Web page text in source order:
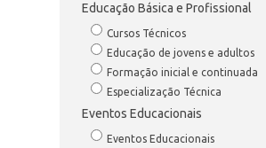
Educação Básica e Profissional
Cursos Técnicos
Educação de jovens e adultos
Formação inicial e continuada
Especialização Técnica
Eventos Educacionais
Eventos Educacionais